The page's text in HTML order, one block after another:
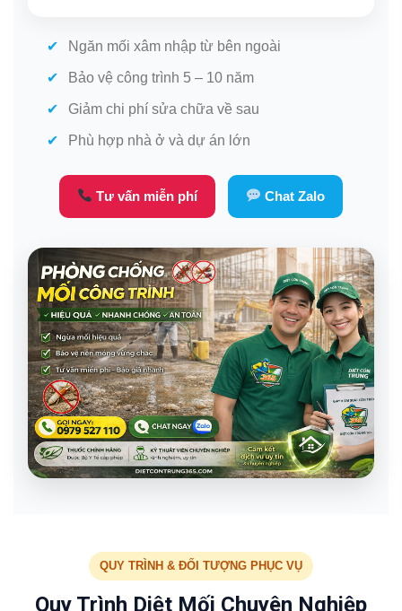
Ngăn mối xâm nhập từ bên ngoài
Bảo vệ công trình 5 – 10 năm
Giảm chi phí sửa chữa về sau
Phù hợp nhà ở và dự án lớn
Tư vấn miễn phí Chat Zalo
QUY TRÌNH & ĐỐI TƯỢNG PHỤC VỤ
Quy Trình Diệt Mối Chuyên Nghiệp